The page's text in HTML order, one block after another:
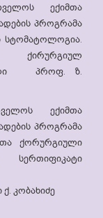
ექიმთა
პროგრამა
ქირურგიულ
პროფ. ზ.
ექიმთა
პროგრამა
სერთიფიკატი
კობახიძე